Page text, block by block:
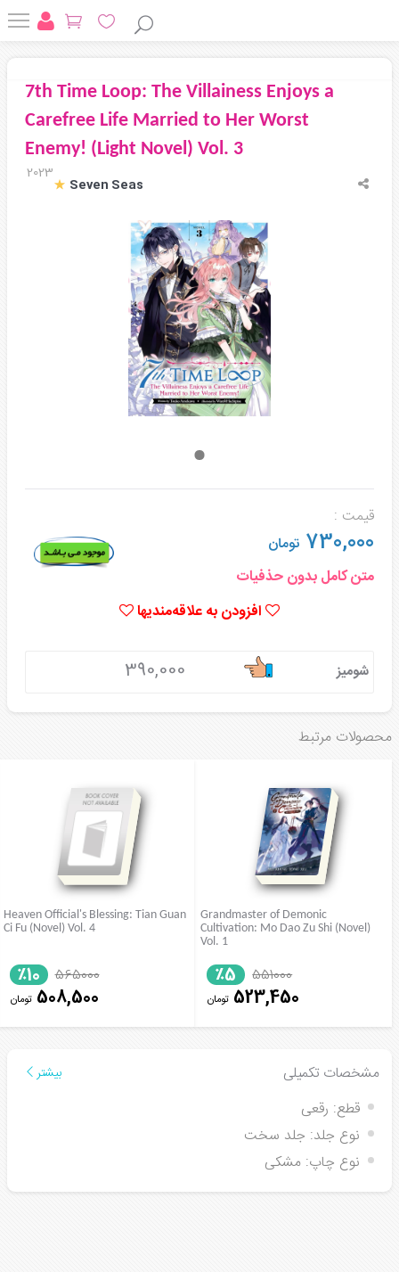
7th Time Loop: The Villainess Enjoys a
Carefree Life Married to Her Worst
Enemy! (Light Novel) Vol. 3
2023
Seven Seas
قیمت :
730,000 تومان
متن کامل بدون حذفیات
افزودن به علاقه‌مندیها
شومیز 390,000
محصولات مرتبط
Grandmaster of Demonic
Cultivation: Mo Dao Zu Shi (Novel)
Vol. 1
551000
٪5
523,450 تومان
Heaven Official's Blessing: Tian Guan
Ci Fu (Novel) Vol. 4
565000
٪10
508,500 تومان
مشخصات تکمیلی بیشتر
قطع: رقعی
نوع جلد: جلد سخت
نوع چاپ: مشکی